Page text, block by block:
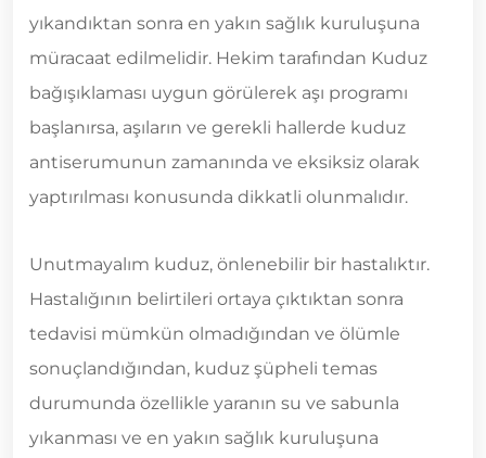
yıkandıktan sonra en yakın sağlık kuruluşuna
müracaat edilmelidir. Hekim tarafından Kuduz
bağışıklaması uygun görülerek aşı programı
başlanırsa, aşıların ve gerekli hallerde kuduz
antiserumunun zamanında ve eksiksiz olarak
yaptırılması konusunda dikkatli olunmalıdır.
Unutmayalım kuduz, önlenebilir bir hastalıktır.
Hastalığının belirtileri ortaya çıktıktan sonra
tedavisi mümkün olmadığından ve ölümle
sonuçlandığından, kuduz şüpheli temas
durumunda özellikle yaranın su ve sabunla
yıkanması ve en yakın sağlık kuruluşuna